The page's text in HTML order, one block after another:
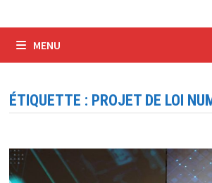
MENU
ÉTIQUETTE : PROJET DE LOI